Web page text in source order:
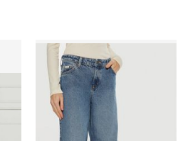
Armani Exchange
Jeansy damskie Guess Jeans